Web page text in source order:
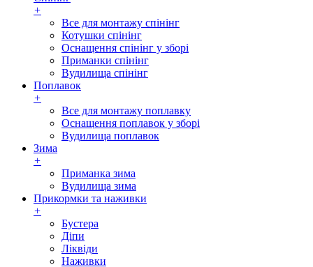
+
Все для монтажу спінінг
Котушки спінінг
Оснащення спінінг у зборі
Приманки спінінг
Вудилища спінінг
Поплавок
+
Все для монтажу поплавку
Оснащення поплавок у зборі
Вудилища поплавок
Зима
+
Приманка зима
Вудилища зима
Прикормки та наживки
+
Бустера
Діпи
Ліквіди
Наживки